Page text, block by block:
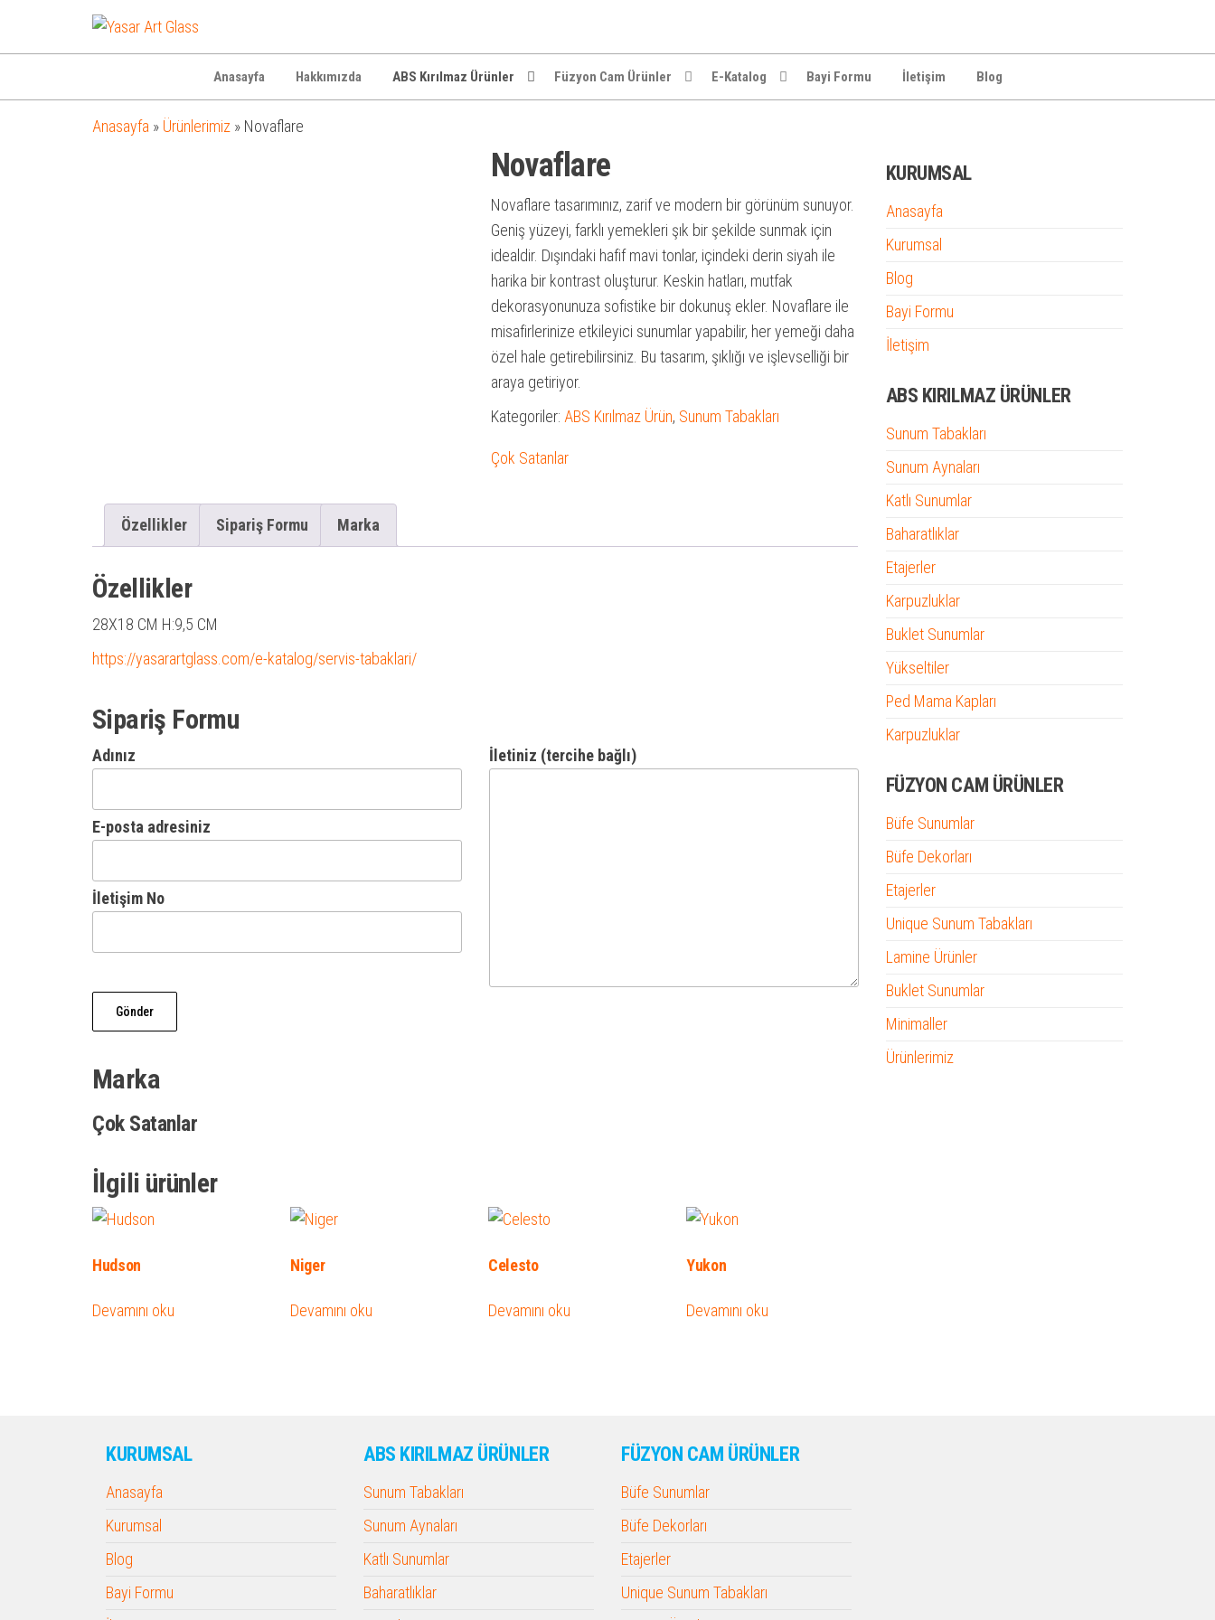
Art
Glass
Anasayfa Hakkımızda ABS Kırılmaz Ürünler Füzyon Cam Ürünler E-Katalog Bayi Formu İletişim Blog
Anasayfa » Ürünlerimiz » Novaflare
Novaflare
Novaflare tasarımınız, zarif ve modern bir görünüm sunuyor.
Geniş yüzeyi, farklı yemekleri şık bir şekilde sunmak için
idealdir. Dışındaki hafif mavi tonlar, içindeki derin siyah ile
harika bir kontrast oluşturur. Keskin hatları, mutfak
dekorasyonunuza sofistike bir dokunuş ekler. Novaflare ile
misafirlerinize etkileyici sunumlar yapabilir, her yemeği daha
özel hale getirebilirsiniz. Bu tasarım, şıklığı ve işlevselliği bir
araya getiriyor.
Kategoriler: ABS Kırılmaz Ürün, Sunum Tabakları
Çok Satanlar
Özellikler Sipariş Formu Marka
Özellikler
28X18 CM H:9,5 CM
https://yasarartglass.com/e-katalog/servis-tabaklari/
Sipariş Formu
Adınız
E-posta adresiniz
İletişim No
İletiniz (tercihe bağlı)
Marka
Çok Satanlar
İlgili ürünler
Hudson
Devamını oku
Niger
Devamını oku
Celesto
Devamını oku
Yukon
Devamını oku
KURUMSAL
Anasayfa
Kurumsal
Blog
Bayi Formu
İletişim
ABS KIRILMAZ ÜRÜNLER
Sunum Tabakları
Sunum Aynaları
Katlı Sunumlar
Baharatlıklar
Etajerler
Karpuzluklar
Buklet Sunumlar
Yükseltiler
Ped Mama Kapları
Karpuzluklar
FÜZYON CAM ÜRÜNLER
Büfe Sunumlar
Büfe Dekorları
Etajerler
Unique Sunum Tabakları
Lamine Ürünler
Buklet Sunumlar
Minimaller
Ürünlerimiz
KURUMSAL
Anasayfa
Kurumsal
Blog
Bayi Formu
ABS KIRILMAZ ÜRÜNLER
Sunum Tabakları
Sunum Aynaları
Katlı Sunumlar
Baharatlıklar
FÜZYON CAM ÜRÜNLER
Büfe Sunumlar
Büfe Dekorları
Etajerler
Unique Sunum Tabakları